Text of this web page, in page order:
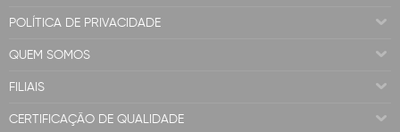
POLÍTICA DE PRIVACIDADE
QUEM SOMOS
FILIAIS
CERTIFICAÇÃO DE QUALIDADE